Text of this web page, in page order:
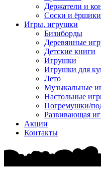
Держатели и
Соски и
Игры, игрушки
Бизиборды
Деревянные
Детские книги
Игрушки
Игрушки для
Лето
Музыкальные
Настольные
Погремушки/
Развивающая
Акции
Контакты